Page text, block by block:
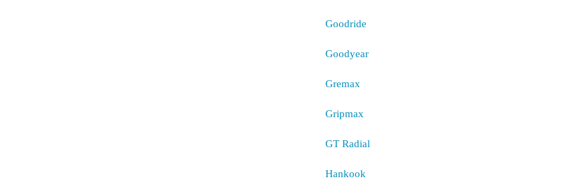
Goodride
Goodyear
Gremax
Gripmax
GT Radial
Hankook